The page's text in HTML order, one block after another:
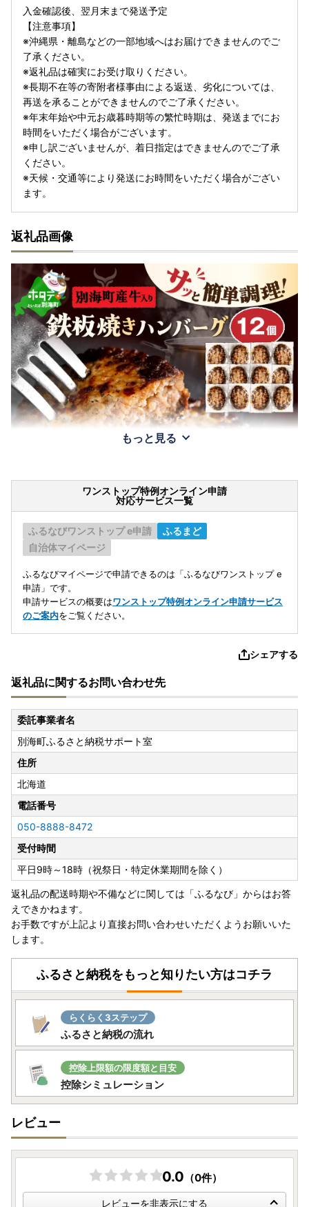
入金確認後、翌月末まで発送予定
【注意事項】
※沖縄県・離島などの一部地域へはお届けできませんのでご
了承ください。
※返礼品は確実にお受け取りください。
※長期不在等の寄附者様事由による返送、劣化については、
再送を承ることができませんのでご了承ください。
※年末年始や中元お歳暮時期等の繁忙時期は、発送までにお
時間をいただく場合がございます。
※申し訳ございませんが、着日指定はできませんのでご了承
ください。
※天候・交通等により発送にお時間をいただく場合がござい
ます。
返礼品画像
もっと見る
ワンストップ特例オンライン申請
対応サービス一覧
ふるなびワンストップ e申請
ふるまど
自治体マイページ
ふるなびマイページで申請できるのは「ふるなびワンストップ e
申請」です。
申請サービスの概要はワンストップ特例オンライン申請サービス
のご案内をご覧ください。
シェアする
返礼品に関するお問い合わせ先
委託事業者名
別海町ふるさと納税サポート室
住所
北海道
電話番号
050-8888-8472
受付時間
平日9時～18時（祝祭日・特定休業期間を除く）
返礼品の配送時期や不備などに関しては「ふるなび」からはお答
えできかねます。
お手数ですが上記より直接お問い合わせいただくようお願いいた
します。
ふるさと納税をもっと知りたい方はコチラ
らくらく3ステップ
ふるさと納税の流れ
控除上限額の限度額と目安
控除シミュレーション
レビュー
0.0 （0件）
レビューを非表示にする